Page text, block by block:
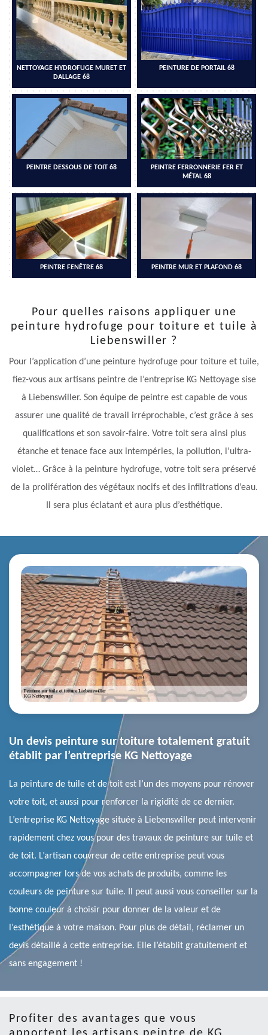
NETTOYAGE HYDROFUGE MURET ET
DALLAGE 68
PEINTURE DE PORTAIL 68
PEINTRE DESSOUS DE TOIT 68
PEINTRE FERRONNERIE FER ET
MÉTAL 68
PEINTRE FENÊTRE 68 PEINTRE MUR ET PLAFOND 68
Pour quelles raisons appliquer une
peinture hydrofuge pour toiture et tuile à
Liebenswiller ?
Pour l’application d’une peinture hydrofuge pour toiture et tuile,
fiez-vous aux artisans peintre de l’entreprise KG Nettoyage sise
à Liebenswiller. Son équipe de peintre est capable de vous
assurer une qualité de travail irréprochable, c’est grâce à ses
qualifications et son savoir-faire. Votre toit sera ainsi plus
étanche et tenace face aux intempéries, la pollution, l’ultra-
violet… Grâce à la peinture hydrofuge, votre toit sera préservé
de la prolifération des végétaux nocifs et des infiltrations d’eau.
Il sera plus éclatant et aura plus d’esthétique.
Un devis peinture sur toiture totalement gratuit
établit par l’entreprise KG Nettoyage
La peinture de tuile et de toit est l’un des moyens pour rénover
votre toit, et aussi pour renforcer la rigidité de ce dernier.
L’entreprise KG Nettoyage située à Liebenswiller peut intervenir
rapidement chez vous pour des travaux de peinture sur tuile et
de toit. L’artisan couvreur de cette entreprise peut vous
accompagner lors de vos achats de produits, comme les
couleurs de peinture sur tuile. Il peut aussi vous conseiller sur la
bonne couleur à choisir pour donner de la valeur et de
l’esthétique à votre maison. Pour plus de détail, réclamer un
devis détaillé à cette entreprise. Elle l’établit gratuitement et
sans engagement !
Profiter des avantages que vous